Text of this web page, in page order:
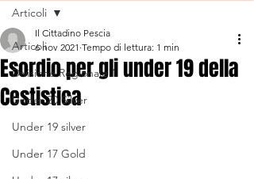
Articoli
Divisione Regionale 1
Under 20 Silver
Under 19 silver
Under 17 Gold
Articoli
Esordio per gli under 19 della
Cestistica
Il Cittadino Pescia
6 nov 2021 Tempo di lettura: 1 min